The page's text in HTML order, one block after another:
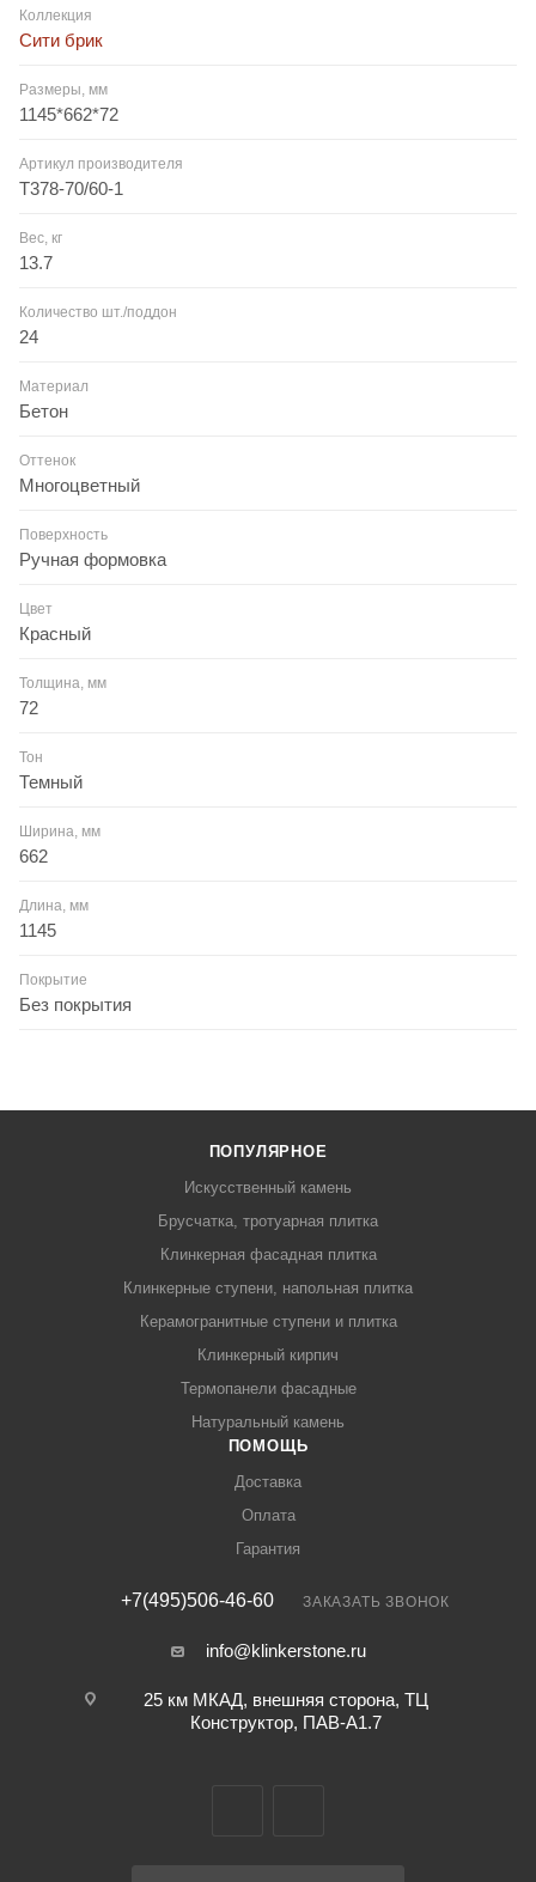
Коллекция
Сити брик
Размеры, мм
1145*662*72
Артикул производителя
T378-70/60-1
Вес, кг
13.7
Количество шт./поддон
24
Материал
Бетон
Оттенок
Многоцветный
Поверхность
Ручная формовка
Цвет
Красный
Толщина, мм
72
Тон
Темный
Ширина, мм
662
Длина, мм
1145
Покрытие
Без покрытия
ПОПУЛЯРНОЕ
Искусственный камень
Брусчатка, тротуарная плитка
Клинкерная фасадная плитка
Клинкерные ступени, напольная плитка
Керамогранитные ступени и плитка
Клинкерный кирпич
Термопанели фасадные
Натуральный камень
ПОМОЩЬ
Доставка
Оплата
Гарантия
+7(495)506-46-60 ЗАКАЗАТЬ ЗВОНОК
info@klinkerstone.ru
25 км МКАД, внешняя сторона, ТЦ
Конструктор, ПАВ-А1.7